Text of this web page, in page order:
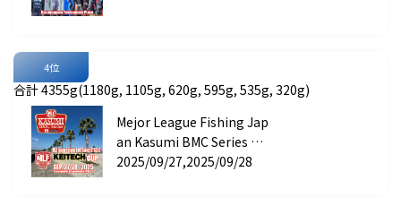
4位
合計 4355g(1180g, 1105g, 620g, 595g, 535g, 320g)
Mejor League Fishing Jap
an Kasumi BMC Series ST
AGE 5 KEITECH CUP
2025/09/27,2025/09/28